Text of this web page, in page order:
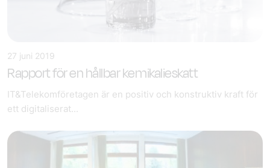
27 juni 2019
Rapport för en hållbar kemikalieskatt
IT&Telekomföretagen är en positiv och konstruktiv kraft för
ett digitaliserat...